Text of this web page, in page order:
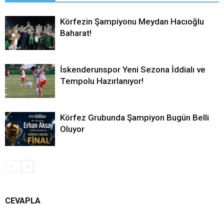
Körfezin Şampiyonu Meydan Hacıoğlu
Baharat!
İskenderunspor Yeni Sezona İddialı ve
Tempolu Hazırlanıyor!
Körfez Grubunda Şampiyon Bugün Belli
Oluyor
CEVAPLA